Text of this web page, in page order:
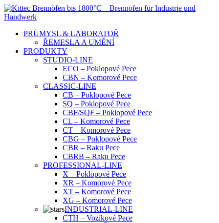
Skip
to
PRŮMYSL & LABORATOŘ
ŘEMESLA A UMĚNÍ
PRODUKTY
STUDIO-LINE
ECO – Poklopové Pece
CBN – Komorové Pece
CLASSIC-LINE
CB – Poklopové Pece
SQ – Poklopové Pece
CBF/SQF – Poklopové Pece
CL – Komorové Pece
CT – Komorové Pece
CBG – Poklopové Pece
CBR – Raku Pece
CBRB – Raku Pece
PROFESSIONAL-LINE
X – Poklopové Pece
XR – Komorové Pece
XT – Komorové Pece
XG – Komorové Pece
INDUSTRIAL-LINE
CTH – Vozíkové Pece